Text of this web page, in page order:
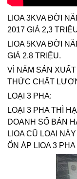
LIOA 3KVA ĐỜI
2017 GIÁ 2,3
LIOA 5KVA ĐỜI
GIÁ 2.8 TRIỆU.
VÌ NĂM SẢN
THỨC CHẤT
LOẠI 3 PHA:
LOẠI 3 PHA THÌ
DOANH SỐ BÁN
LIOA CŨ LOẠI
ỔN ÁP LIOA 3